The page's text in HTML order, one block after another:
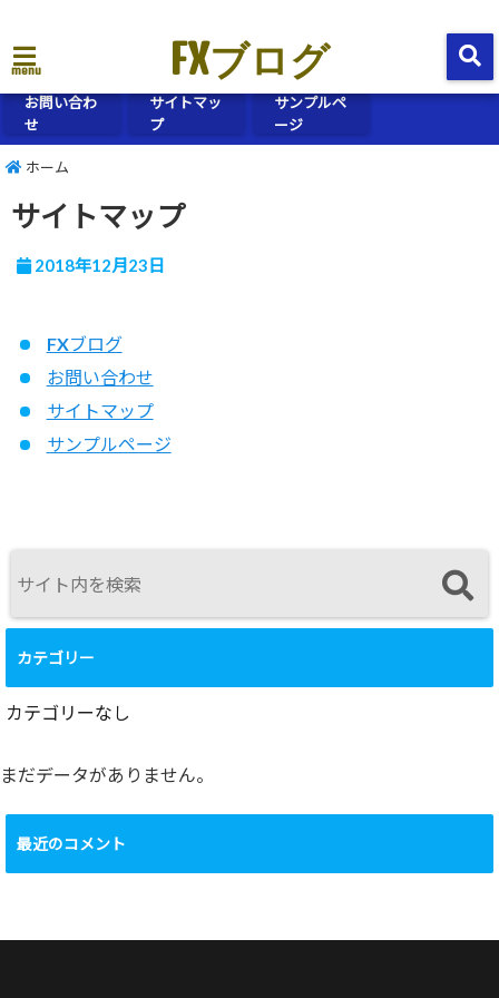
menu FXブログ
お問い合わ
せ
サイトマッ
プ
サンプルペ
ージ
ホーム
サイトマップ
2018年12月23日
FXブログ
お問い合わせ
サイトマップ
サンプルページ
カテゴリー
カテゴリーなし
まだデータがありません。
最近のコメント